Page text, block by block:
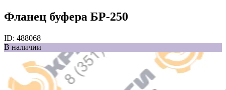
Фланец буфера БР-250
ID: 488068
В наличии